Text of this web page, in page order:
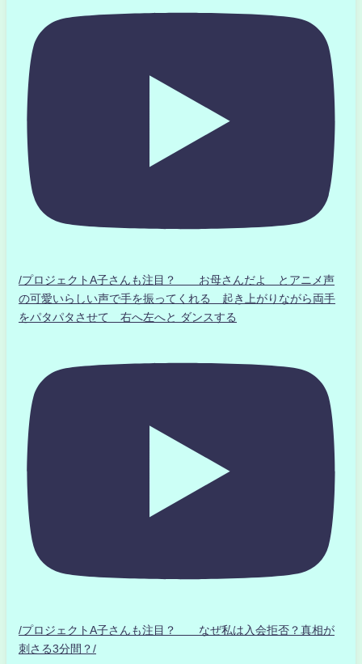
/プロジェクトA子さんも注目？ お母さんだよ とアニメ声
の可愛いらしい声で手を振ってくれる 起き上がりながら両手
をパタパタさせて 右へ左へと ダンスする
/プロジェクトA子さんも注目？ なぜ私は入会拒否？真相が
刺さる3分間？/